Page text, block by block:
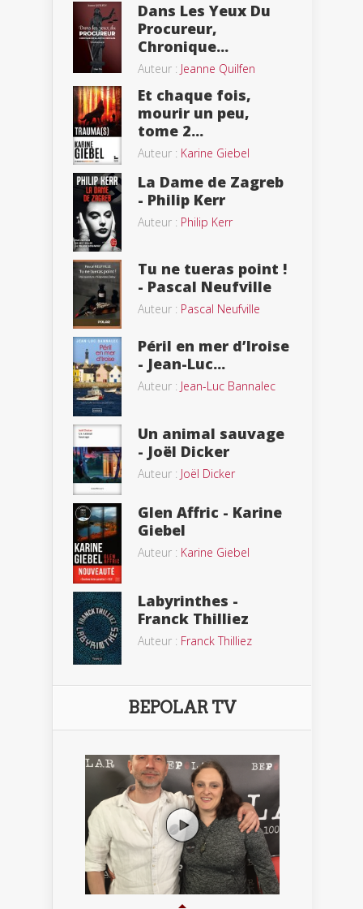
Dans Les Yeux Du
Procureur,
Chronique...
Auteur : Jeanne Quilfen
Et chaque fois,
mourir un peu,
tome 2...
Auteur : Karine Giebel
La Dame de Zagreb
- Philip Kerr
Auteur : Philip Kerr
Tu ne tueras point !
- Pascal Neufville
Auteur : Pascal Neufville
Péril en mer d’Iroise
- Jean-Luc...
Auteur : Jean-Luc Bannalec
Un animal sauvage
- Joël Dicker
Auteur : Joël Dicker
Glen Affric - Karine
Giebel
Auteur : Karine Giebel
Labyrinthes -
Franck Thilliez
Auteur : Franck Thilliez
BEPOLAR TV